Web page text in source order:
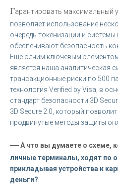
Гарантировать максимальный
позволяет использование
очередь токенизации и
обеспечивают безопасность
Еще одним ключевым
является наша аналитическая
трансакционные риски по 500
технология Verified by Visa, в
стандарт безопасности 3D
3D Secure 2.0, который
продвинутые методы защиты
—А что вы думаете о схеме,
личные терминалы, ходят по
прикладывая устройства к
деньги?